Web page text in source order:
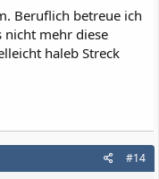
Beruflich betreue ich
nicht mehr diese
haleb Streck
#14